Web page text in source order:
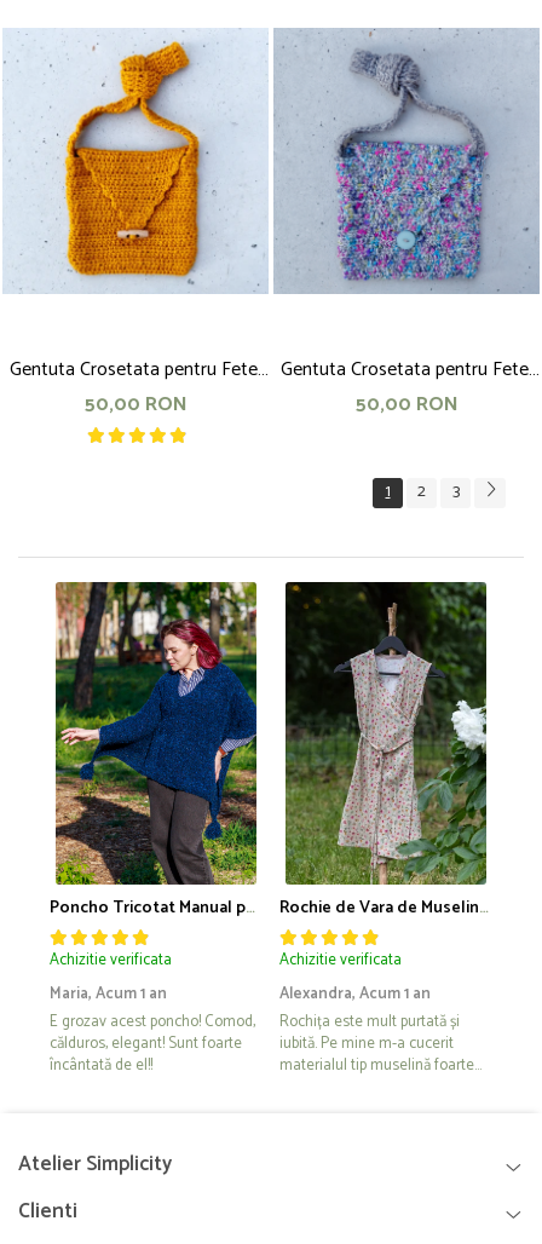
Gentuta Crosetata pentru Fete,
17x17 cm, Ocru
50,00 RON
Gentuta Crosetata pentru Fete,
20x18 cm, Gri cu Siclam
50,00 RON
1 2 3
Poncho Tricotat Manual pentru Femei, albastru
Achizitie verificata
Maria,Acum 1 an
E grozav acest poncho! Comod,
călduros, elegant! Sunt foarte
încântată de el!!
Rochie de Vara de Muselina, 10 ani, bej cu flori
Achizitie verificata
Alexandra,Acum 1 an
Rochița este mult purtată și
iubită. Pe mine m-a cucerit
materialul tip muselină foarte
Atelier Simplicity
Clienti